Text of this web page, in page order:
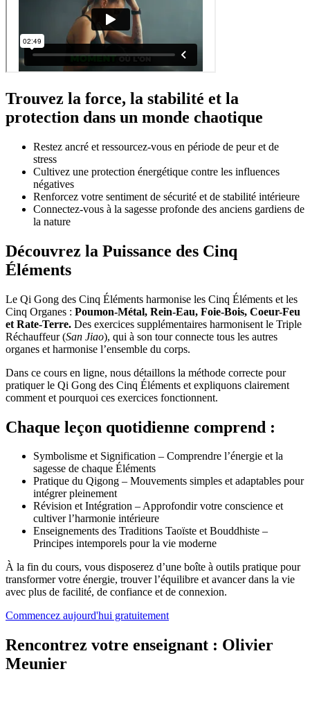
Trouvez la force, la stabilité et la
protection dans un monde chaotique
Restez ancré et ressourcez-vous en période de peur et de
stress
Cultivez une protection énergétique contre les influences
négatives
Renforcez votre sentiment de sécurité et de stabilité intérieure
Connectez-vous à la sagesse profonde des anciens gardiens de
la nature
Découvrez la Puissance des Cinq
Éléments
Le Qi Gong des Cinq Éléments harmonise les Cinq Éléments et les
Cinq Organes : Poumon-Métal, Rein-Eau, Foie-Bois, Coeur-Feu
et Rate-Terre. Des exercices supplémentaires harmonisent le Triple
Réchauffeur (San Jiao), qui à son tour connecte tous les autres
organes et harmonise l’ensemble du corps.
Dans ce cours en ligne, nous détaillons la méthode correcte pour
pratiquer le Qi Gong des Cinq Éléments et expliquons clairement
comment et pourquoi ces exercices fonctionnent.
Chaque leçon quotidienne comprend :
Symbolisme et Signification – Comprendre l’énergie et la
sagesse de chaque Éléments
Pratique du Qigong – Mouvements simples et adaptables pour
intégrer pleinement
Révision et Intégration – Approfondir votre conscience et
cultiver l’harmonie intérieure
Enseignements des Traditions Taoïste et Bouddhiste –
Principes intemporels pour la vie moderne
À la fin du cours, vous disposerez d’une boîte à outils pratique pour
transformer votre énergie, trouver l’équilibre et avancer dans la vie
avec plus de facilité, de confiance et de connexion.
Commencez aujourd'hui gratuitement
Rencontrez votre enseignant : Olivier
Meunier